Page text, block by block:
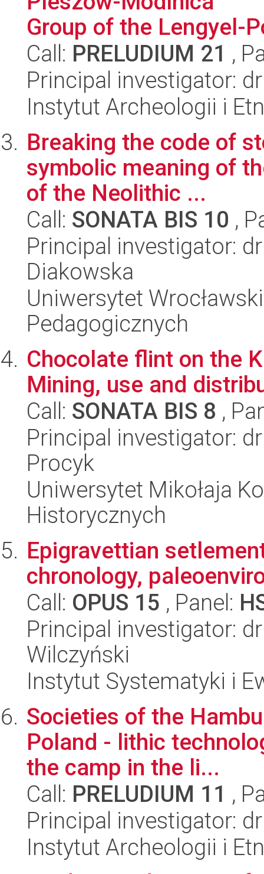
Group of the Lengyel-
Call: PRELUDIUM 21 ,
Principal investigator:
Instytut Archeologii i
Breaking the code of
symbolic meaning of
of the Neolithic ...
Call: SONATA BIS 10 ,
Principal investigator:
Diakowska
Uniwersytet
Pedagogicznych
Chocolate flint on the
Mining, use and
Call: SONATA BIS 8 ,
Principal investigator:
Procyk
Uniwersytet Mikołaja
Historycznych
Epigravettian
chronology,
Call: OPUS 15 , Panel:
Principal investigator:
Wilczyński
Instytut Systematyki i
Societies of the
Poland - lithic
the camp in the li...
Call: PRELUDIUM 11 ,
Principal investigator:
Instytut Archeologii i